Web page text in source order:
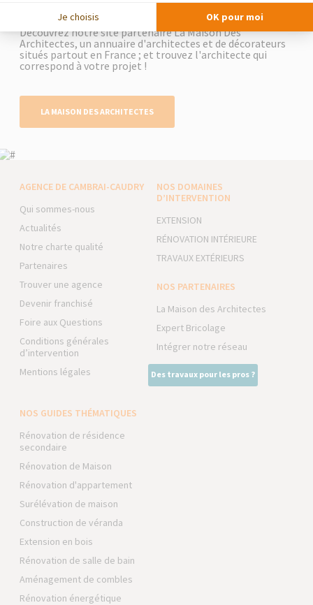
Découvrez notre site partenaire La Maison Des
Architectes, un annuaire d'architectes et de décorateurs
situés partout en France ; et trouvez l'architecte qui
correspond à votre projet !
LA MAISON DES ARCHITECTES
AGENCE DE CAMBRAI-CAUDRY
Qui sommes-nous
Actualités
Notre charte qualité
Partenaires
Trouver une agence
Devenir franchisé
Foire aux Questions
Conditions générales
d’intervention
Mentions légales
NOS DOMAINES
D’INTERVENTION
EXTENSION
RÉNOVATION INTÉRIEURE
TRAVAUX EXTÉRIEURS
NOS PARTENAIRES
La Maison des Architectes
Expert Bricolage
Intégrer notre réseau
Des travaux pour les pros ?
NOS GUIDES THÉMATIQUES
Rénovation de résidence
secondaire
Rénovation de Maison
Rénovation d'appartement
Surélévation de maison
Construction de véranda
Extension en bois
Rénovation de salle de bain
Aménagement de combles
Rénovation énergétique
Je choisis OK pour moi